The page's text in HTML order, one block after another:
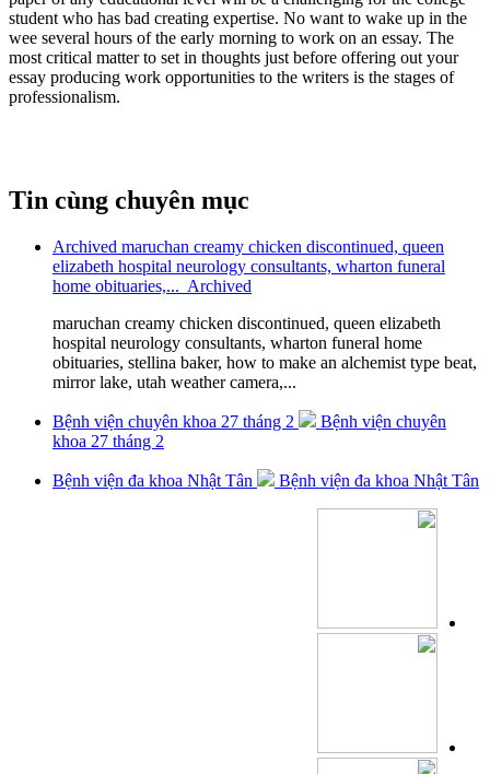
student who has bad creating expertise. No want to wake up in the
wee several hours of the early morning to work on an essay. The
most critical matter to set in thoughts just before offering out your
essay producing work opportunities to the writers is the stages of
professionalism.
Tin cùng chuyên mục
Archived maruchan creamy chicken discontinued, queen
elizabeth hospital neurology consultants, wharton funeral
home obituaries,... Archived
maruchan creamy chicken discontinued, queen elizabeth
hospital neurology consultants, wharton funeral home
obituaries, stellina baker, how to make an alchemist type beat,
mirror lake, utah weather camera,...
Bệnh viện chuyên khoa 27 tháng 2
Bệnh viện chuyên
khoa 27 tháng 2
Bệnh viện đa khoa Nhật Tân Bệnh viện đa khoa Nhật Tân